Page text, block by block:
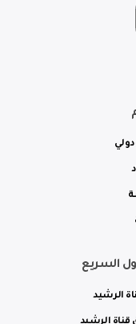
السريع
الرشيد
الرشيد